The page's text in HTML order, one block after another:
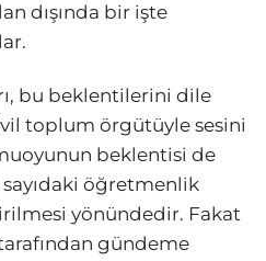
dışında bir işte
bu beklentilerini dile
toplum örgütüyle sesini
beklentisi de
öğretmenlik
yönündedir. Fakat
gündeme